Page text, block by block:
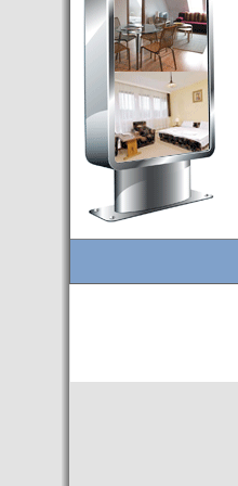
Budapest’.
- Hoteles en BUDAPEST:
Resultados octubre de 2016,
subida del 15% ocupación y
del 25,6% en el RevPar
- Nuevo Hotel en Budapest
bajo la marca Exe Hotusa
- Transfer Aeropuerto de
BUDAPEST